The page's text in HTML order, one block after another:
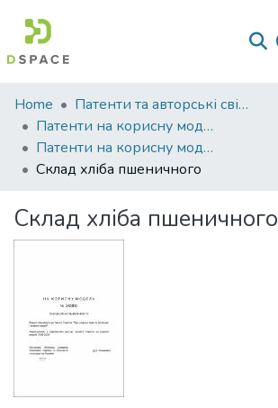
Communities
&
Collections
All of DSpace
Statistics
Home
Патенти та авторські свідоцтва
Патенти на корисну модель
Патенти на корисну модель_2020
Склад хліба пшеничного
Склад хліба пшеничного